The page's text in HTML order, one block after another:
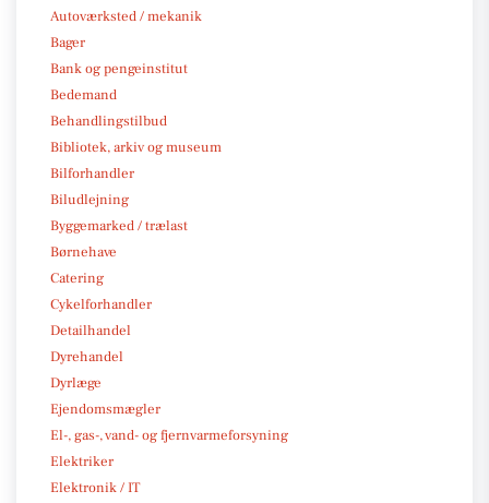
Autoværksted / mekanik
Bager
Bank og pengeinstitut
Bedemand
Behandlingstilbud
Bibliotek, arkiv og museum
Bilforhandler
Biludlejning
Byggemarked / trælast
Børnehave
Catering
Cykelforhandler
Detailhandel
Dyrehandel
Dyrlæge
Ejendomsmægler
El-, gas-, vand- og fjernvarmeforsyning
Elektriker
Elektronik / IT